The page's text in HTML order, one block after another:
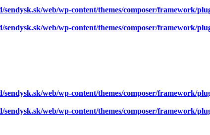
sendysk.sk/web/wp-content/themes/composer/framework/
sendysk.sk/web/wp-content/themes/composer/framework/
sendysk.sk/web/wp-content/themes/composer/framework/
sendysk.sk/web/wp-content/themes/composer/framework/